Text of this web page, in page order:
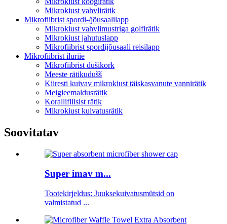
Mikrokiust vahvlirätik
Mikrofiibrist spordi-/jõusaalilapp
Mikrokiust vahvlimustriga golfirätik
Mikrokiust jahutuslapp
Mikrofiibrist spordijõusaali reisilapp
Mikrofiibrist iluriie
Mikrofiibrist dušikork
Meeste rätikudušš
Kiiresti kuivav mikrokiust täiskasvanute vannirätik
Meigieemaldusrätik
Korallifliisist rätik
Mikrokiust kuivatusrätik
Soovitatav
Super imav m...
Tootekirjeldus: Juuksekuivatusmütsid on
valmistatud ...